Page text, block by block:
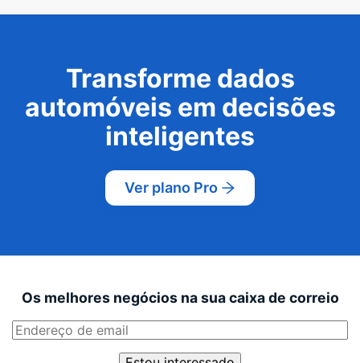
Transforme dados
automóveis em decisões
inteligentes
Ver plano Pro
Os melhores negócios na sua caixa de correio